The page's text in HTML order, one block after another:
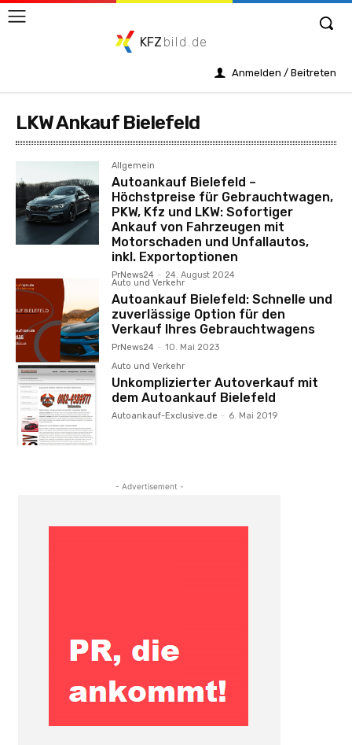
KFZ bild.de
Anmelden / Beitreten
LKW Ankauf Bielefeld
Allgemein
Autoankauf Bielefeld –
Höchstpreise für Gebrauchtwagen,
PKW, Kfz und LKW: Sofortiger
Ankauf von Fahrzeugen mit
Motorschaden und Unfallautos,
inkl. Exportoptionen
PrNews24 - 24. August 2024
Auto und Verkehr
Autoankauf Bielefeld: Schnelle und
zuverlässige Option für den
Verkauf Ihres Gebrauchtwagens
PrNews24 - 10. Mai 2023
Auto und Verkehr
Unkomplizierter Autoverkauf mit
dem Autoankauf Bielefeld
Autoankauf-Exclusive.de - 6. Mai 2019
- Advertisement -